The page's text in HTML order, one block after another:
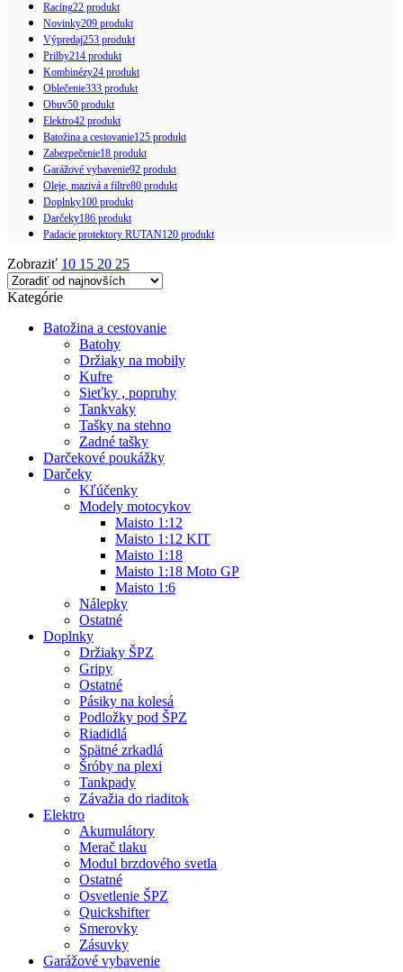
Racing22 produkt
Novinky209 produkt
Výpredaj253 produkt
Prilby214 produkt
Kombinézy24 produkt
Oblečenie333 produkt
Obuv50 produkt
Elektro42 produkt
Batožina a cestovanie125 produkt
Zabezpečenie18 produkt
Garážové vybavenie92 produkt
Oleje, mazivá a filtre80 produkt
Doplnky100 produkt
Darčeky186 produkt
Padacie protektory RUTAN120 produkt
Zobraziť 10 15 20 25
Kategórie
Batožina a cestovanie
Batohy
Držiaky na mobily
Kufre
Sieťky , popruhy
Tankvaky
Tašky na stehno
Zadné tašky
Darčekové poukážky
Darčeky
Kľúčenky
Modely motocykov
Maisto 1:12
Maisto 1:12 KIT
Maisto 1:18
Maisto 1:18 Moto GP
Maisto 1:6
Nálepky
Ostatné
Doplnky
Držiaky ŠPZ
Gripy
Ostatné
Pásiky na kolesá
Podložky pod ŠPZ
Riadidlá
Spätné zrkadlá
Šróby na plexi
Tankpady
Závažia do riaditok
Elektro
Akumulátory
Merač tlaku
Modul brzdového svetla
Ostatné
Osvetlenie ŠPZ
Quickshifter
Smerovky
Zásuvky
Garážové vybavenie